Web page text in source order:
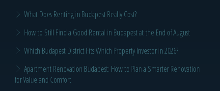
What Does Renting in Budapest Really Cost?
How to Still Find a Good Rental in Budapest at the End of August
Which Budapest District Fits Which Property Investor in 2026?
Apartment Renovation Budapest: How to Plan a Smarter Renovation
for Value and Comfort